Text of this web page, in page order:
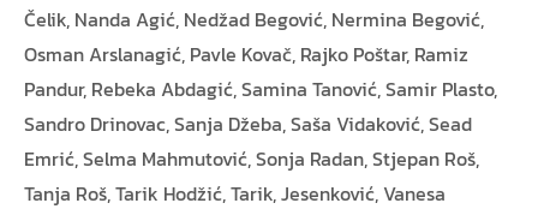
Čelik, Nanda Agić, Nedžad Begović, Nermina Begović,
Osman Arslanagić, Pavle Kovač, Rajko Poštar, Ramiz
Pandur, Rebeka Abdagić, Samina Tanović, Samir Plasto,
Sandro Drinovac, Sanja Džeba, Saša Vidaković, Sead
Emrić, Selma Mahmutović, Sonja Radan, Stjepan Roš,
Tanja Roš, Tarik Hodžić, Tarik, Jesenković, Vanesa